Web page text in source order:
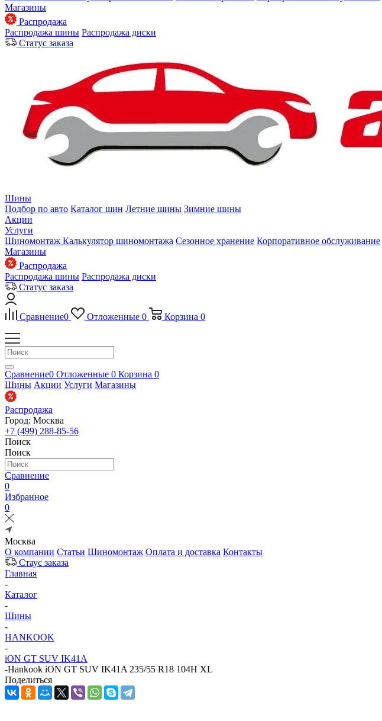
Магазины
Распродажа
Распродажа шины Распродажа диски
Статус заказа
Шины
Подбор по авто Каталог шин Летние шины Зимние шины
Акции
Услуги
Шиномонтаж Калькулятор шиномонтажа Сезонное хранение Корпоративное обслуживание
Магазины
Распродажа
Распродажа шины Распродажа диски
Статус заказа
Сравнение0 Отложенные 0 Корзина 0
Сравнение0 Отложенные 0 Корзина 0
Шины Акции Услуги Магазины
Распродажа
Город: Москва
+7 (499) 288-85-56
Поиск
Поиск
Сравнение
0
Избранное
0
Москва
О компании Статьи Шиномонтаж Оплата и доставка Контакты
Стаус заказа
Главная
-
Каталог
-
Шины
-
HANKOOK
-
iON GT SUV IK41A
-Hankook iON GT SUV IK41A 235/55 R18 104H XL
Поделиться